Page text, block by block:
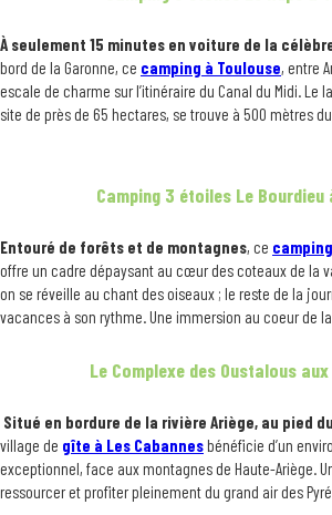
À seulement 15 minutes en voiture de la
bord de la Garonne, ce camping à Toulouse, entre
escale de charme sur l’itinéraire du Canal du Midi. Le
site de près de 65 hectares, se trouve à 500 mètres
Camping 3 étoiles Le
Entouré de forêts et de montagnes, ce
offre un cadre dépaysant au cœur des coteaux de la
on se réveille au chant des oiseaux ; le reste de la
vacances à son rythme. Une immersion au coeur de
Le Complexe des Oustalous
Situé en bordure de la rivière Ariège, au pied
village de gîte à Les Cabannesbénéficie d’un
exceptionnel, face aux montagnes de Haute-Ariège.
ressourcer et profiter pleinement du grand air des